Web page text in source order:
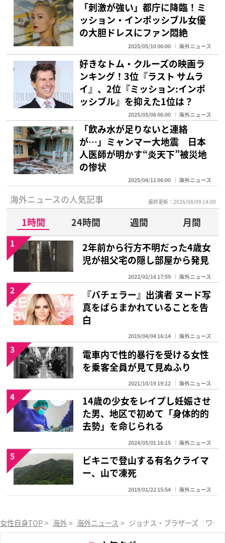
「刺激が強い」都庁に降臨！ミ
ッション・インポッシブル女優
の大胆ドレスにファン悶絶
2025/05/10 06:00 海外ニュース
好きなトム・クルーズの映画ラ
ンキング！3位『ラスト サムラ
イ』、2位『ミッション:インポ
ッシブル』を抑えた1位は？
2025/05/06 06:00 海外ニュース
「飲み水が足りないと連絡
が…」ミャンマー大地震 日本
人医師が明かす“炎天下”被災地
の惨状
2025/04/11 06:00 海外ニュース
海外ニュースの人気記事 最終更新：2026/08/09 14:00
1時間 24時間 週間
月間
2年前から行方不明だった4歳女
児が祖父宅の隠し部屋から発見
2022/02/16 17:59 海外ニュース
1
『バチェラー』出演者 ヌード写
真をばらまかれていることを告
白
2019/04/04 16:14 海外ニュース
2
電車内で性的暴行を受ける女性
を乗客全員が見て見ぬふり
2021/10/19 19:12 海外ニュース
3
14歳の少女をレイプし妊娠させ
た男、地区で初めて「身体的的
去勢」を命じられる
2024/05/01 16:15 海外ニュース
4
ビキニで登山する有名クライマ
ー、山で凍死
2019/01/22 15:54 海外ニュース
5
女性自身TOP > 海外 > 海外ニュース > ジョナス・ブラザーズ ワー